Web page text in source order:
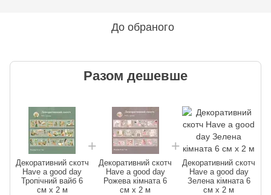
До обраного
Разом дешевше
Декоративний скотч
Have a good day
Тропічний вайб 6
см x 2 м
Декоративний скотч
Have a good day
Рожева кімната 6
см x 2 м
Декоративний скотч
Have a good day
Зелена кімната 6
см x 2 м